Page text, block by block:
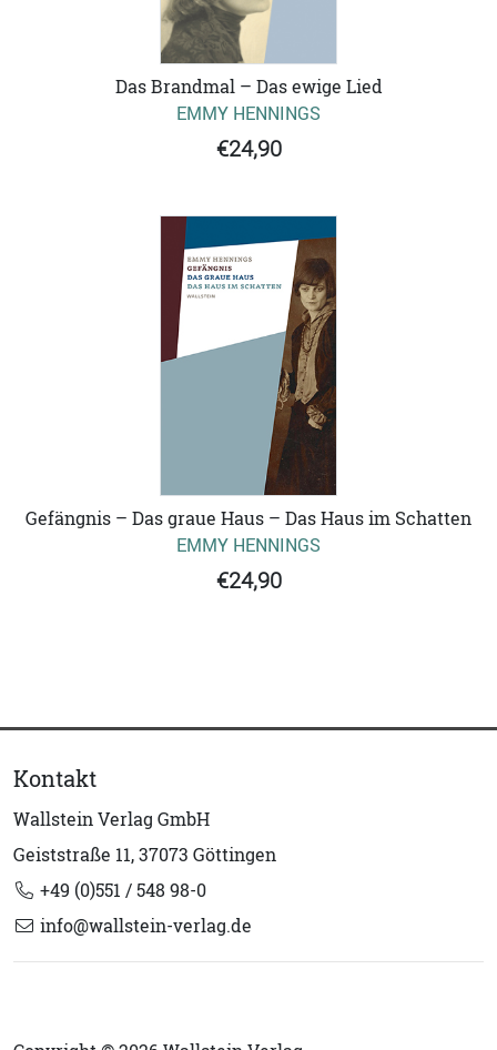
Das Brandmal – Das ewige Lied
EMMY HENNINGS
€24,90
Gefängnis – Das graue Haus – Das Haus im Schatten
EMMY HENNINGS
€24,90
Kontakt
Wallstein Verlag GmbH
Geiststraße 11, 37073 Göttingen
+49 (0)551 / 548 98-0
info@wallstein-verlag.de